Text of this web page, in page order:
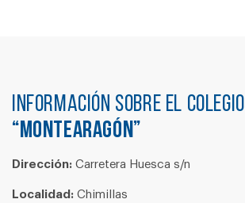
Información sobre el colegio
“MONTEARAGÓN”
Dirección: Carretera Huesca s/n
Localidad: Chimillas